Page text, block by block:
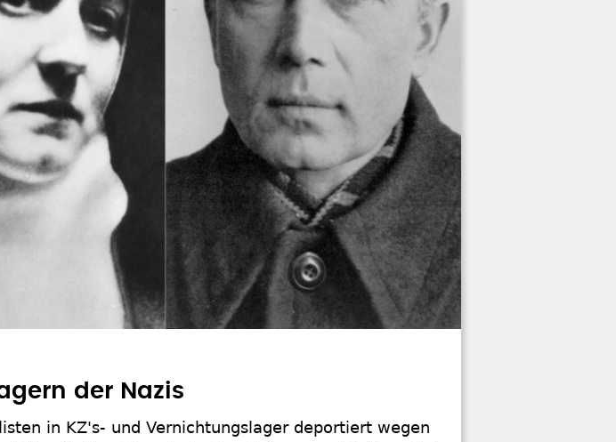
der Nazis
in KZ's- und Vernichtungslager deportiert wegen